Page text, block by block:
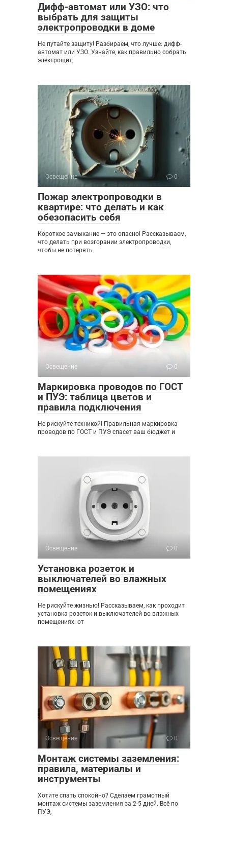
Дифф-автомат или УЗО: что
выбрать для защиты
электропроводки в доме
Не путайте защиту! Разбираем, что лучше: дифф-
автомат или УЗО. Узнайте, как правильно собрать
электрощит,
Освещение 0
Пожар электропроводки в
квартире: что делать и как
обезопасить себя
Короткое замыкание — это опасно! Рассказываем,
что делать при возгорании электропроводки,
чтобы не потерять
Освещение 0
Маркировка проводов по ГОСТ
и ПУЭ: таблица цветов и
правила подключения
Не рискуйте техникой! Правильная маркировка
проводов по ГОСТ и ПУЭ спасет ваш бюджет и
Освещение 0
Установка розеток и
выключателей во влажных
помещениях
Не рискуйте жизнью! Рассказываем, как проходит
установка розеток и выключателей во влажных
помещениях: от
Освещение 0
Монтаж системы заземления:
правила, материалы и
инструменты
Хотите спать спокойно? Сделаем грамотный
монтаж системы заземления за 2-5 дней. Всё по
ПУЭ,